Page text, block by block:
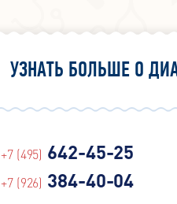
УЗНАТЬ БОЛЬШЕ О
+7 (495) 642-45-25
+7 (926) 384-40-04